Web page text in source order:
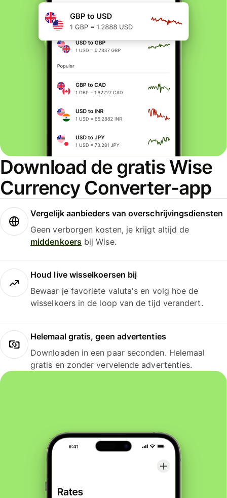
Download de gratis Wise
Currency Converter-app
Vergelijk aanbieders van overschrijvingsdiensten
Geen verborgen kosten, je krijgt altijd de
middenkoersbij Wise.
Houd live wisselkoersen bij
Bewaar je favoriete valuta's en volg hoe de
wisselkoers in de loop van de tijd verandert.
Helemaal gratis, geen advertenties
Downloaden in een paar seconden. Helemaal
gratis en zonder vervelende advertenties.